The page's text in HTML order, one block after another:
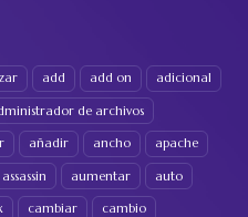
add add on adicional
de archivos
añadir ancho apache
assassin aumentar auto
cambiar cambio